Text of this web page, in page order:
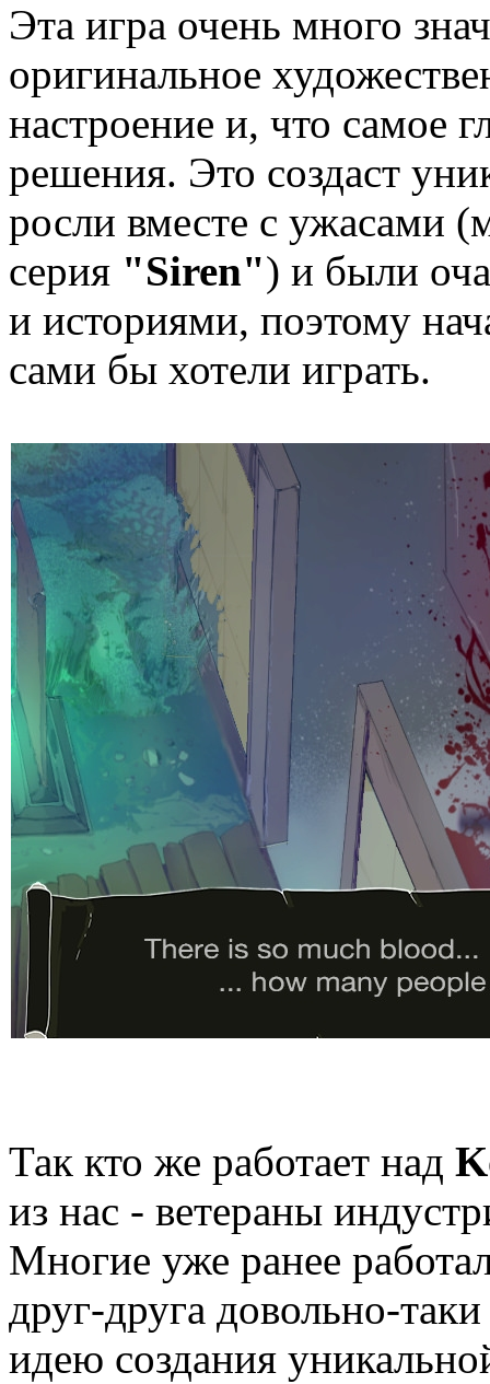
Эта игра очень много
оригинальное
настроение и, что самое
решения. Это создаст
росли вместе с ужасами
серия "Siren") и были
и историями, поэтому
сами бы хотели играть.
Так кто же работает над
из нас - ветераны
Многие уже ранее
друг-друга довольно-
идею создания